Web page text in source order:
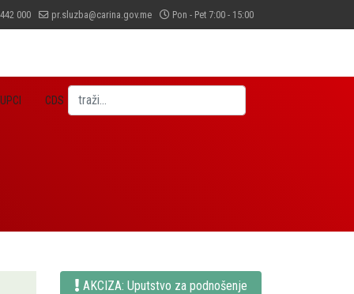
000 pr.sluzba@carina.gov.me Pon - Pet 7:00 - 15:00
CDS Pretraga
AKCIZA: Uputstvo za podnošenje